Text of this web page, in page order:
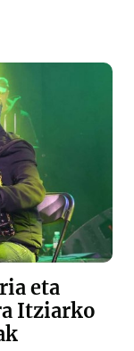
eta
Itziarko